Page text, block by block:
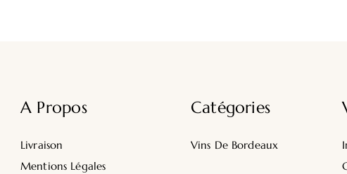
A Propos
Livraison
Mentions Légales
Catégories
Vins De Bordeaux